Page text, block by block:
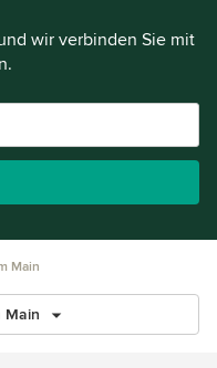
wir verbinden Sie mit
Main
Main